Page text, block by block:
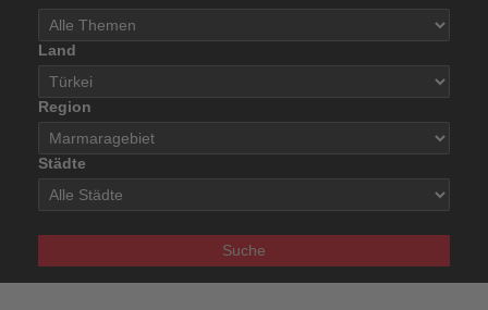
Land
Region
Städte
Suche